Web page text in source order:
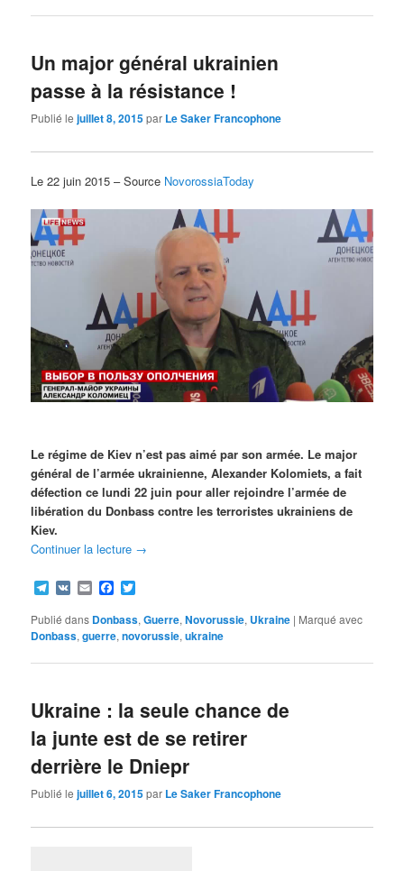
Un major général ukrainien
passe à la résistance !
Publié lejuillet 8, 2015par Le Saker Francophone
Le 22 juin 2015 – Source NovorossiaToday
Le régime de Kiev n’est pas aimé par son armée. Le major
général de l’armée ukrainienne, Alexander Kolomiets, a fait
défection ce lundi 22 juin pour aller rejoindre l’armée de
libération du Donbass contre les terroristes ukrainiens de
Kiev.
Continuer la lecture →
Telegram
VK EmailFacebook
Publié dans Donbass,Guerre,Novorussie, Ukraine | Marqué avec
Donbass,guerre,novorussie,ukraine
Ukraine : la seule chance de
la junte est de se retirer
derrière le Dniepr
Publié lejuillet 6, 2015par Le Saker Francophone